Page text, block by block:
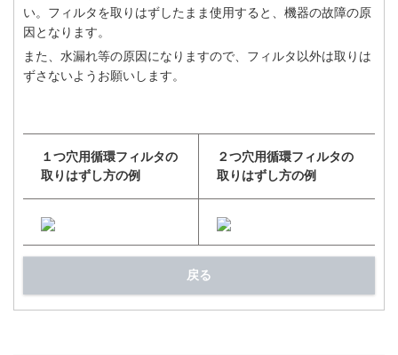
い。フィルタを取りはずしたまま使用すると、機器の故障の原
因となります。
また、水漏れ等の原因になりますので、フィルタ以外は取りは
ずさないようお願いします。
１つ穴用循環フィルタの
取りはずし方の例
２つ穴用循環フィルタの
取りはずし方の例
戻る